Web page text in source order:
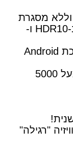
רזולוציה של FHD עם תמיכה ב-HDR10 ו-
טלווזיה חכמה במיוחד עם מערכת Android
גישה לחנות Google Play ומעל 5000
"רגילה"